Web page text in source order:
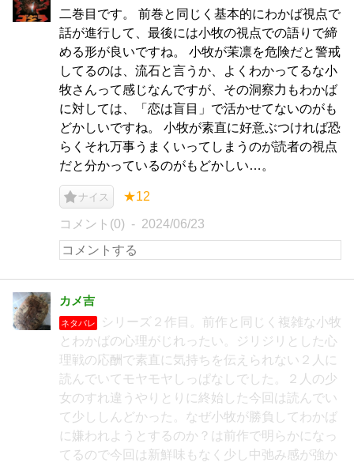
二巻目です。 前巻と同じく基本的にわかば視点で
話が進行して、最後には小牧の視点での語りで締
める形が良いですね。 小牧が茉凛を危険だと警戒
してるのは、流石と言うか、よくわかってるな小
牧さんって感じなんですが、その洞察力もわかば
に対しては、「恋は盲目」で活かせてないのがも
どかしいですね。 小牧が素直に好意ぶつければ恐
らくそれ万事うまくいってしまうのが読者の視点
だと分かっているのがもどかしい…。
ナイス ★12
コメント(0) 2024/06/23
カメ吉
ネタバレ
シリーズ２作目。前作と同じく複雑な小牧
とわかばの心理がじれったい。ジリジリとした心
理戦の応酬で素直に気持ちを伝えられない２人に
読んでいてモヤモヤしっぱなしでした。２人の少
女のすれ違うやりとりに終始した今回は読んでい
て少ししんどかった。なぜ小牧が勝負してわかば
に嫌われようとするのか？は前作で明らかになっ
てるので今回は新鮮味もなく少し中弛み感が強か